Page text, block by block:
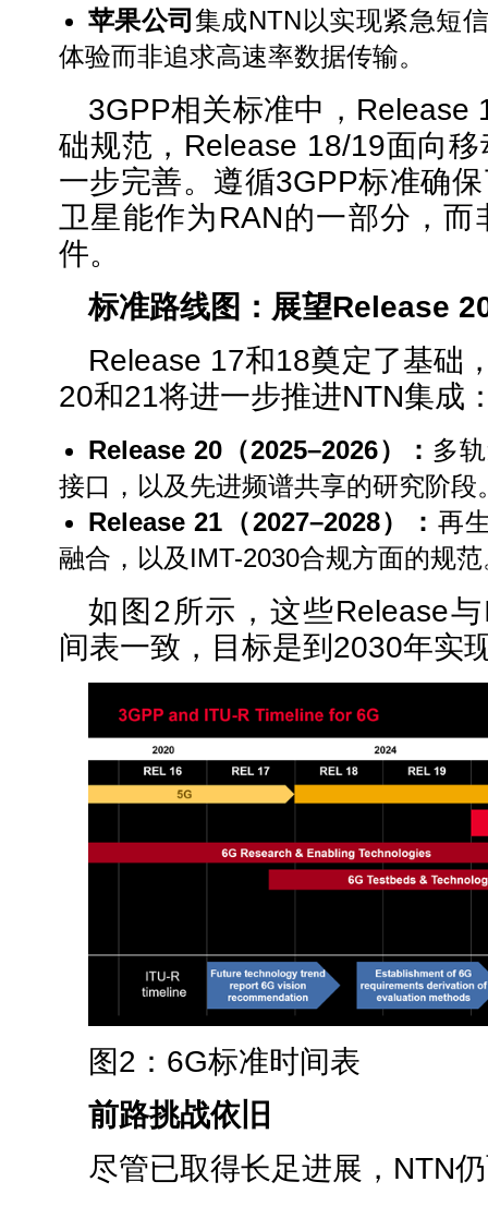
苹果公司 集成NTN以实现紧急短
体验而非追求高速率数据传输。
3GPP相关标准中，Release
础规范，Release 18/19面向
一步完善。遵循3GPP标准确
卫星能作为RAN的一部分，
件。
标准路线图：展望Release
Release 17和18奠定了基础
20和21将进一步推进NTN集成
Release 20（2025–2026）： 多
接口，以及先进频谱共享的研究阶段
Release 21 （2027–2028）： 再
融合，以及IMT-2030合规方面的规
如图2所示，这些Release
间表一致，目标是到2030年实
图2：6G标准时间表
前路挑战依旧
尽管已取得长足进展，NTN